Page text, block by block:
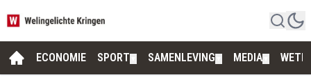
ECONOMIE SPORT SAMENLEVING MEDIA